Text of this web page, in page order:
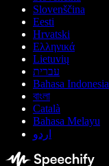
Slovenščina
Eesti
Hrvatski
Ελληνικά
Lietuvių
עברית
Bahasa Indonesia
বাংলা
Català
Bahasa Melayu
اردو